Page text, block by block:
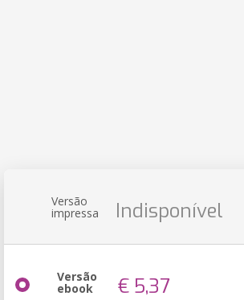
Versão
impressa Indisponível
Versão
ebook € 5,37